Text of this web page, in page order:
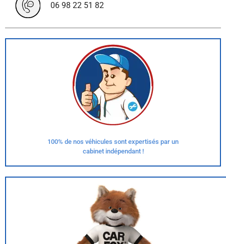
06 98 22 51 82
100% de nos véhicules sont expertisés par un
cabinet indépendant !